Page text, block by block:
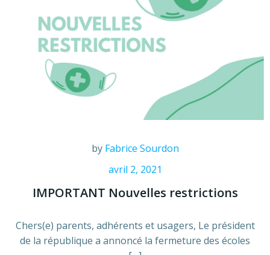
by Fabrice Sourdon
avril 2, 2021
IMPORTANT Nouvelles restrictions
Chers(e) parents, adhérents et usagers, Le président
de la république a annoncé la fermeture des écoles